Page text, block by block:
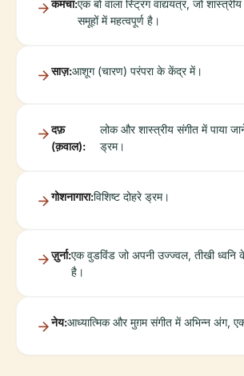
कमंचा:एक बो वाला स्ट्रिंग वाद्ययंत्र, जो
समूहों में महत्वपूर्ण है।
साज़:आशूग (चारण) परंपरा के केंद्र में।
दफ़
(क़वाल):
लोक और शास्त्रीय संगीत में पाया
ड्रम।
गोशनागारा:विशिष्ट दोहरे ड्रम।
ज़ुर्ना:एक वुडविंड जो अपनी उज्ज्वल, तीखी ध्वनि
है।
नेय:आध्यात्मिक और मुग़म संगीत में अभिन्न अंग,